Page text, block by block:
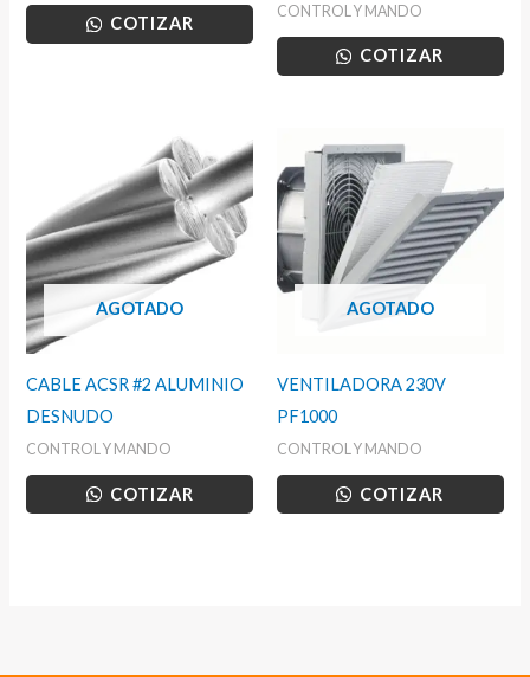
COTIZAR
CONTROL Y MANDO
COTIZAR
AGOTADO
CABLE ACSR #2 ALUMINIO
DESNUDO
CONTROL Y MANDO
COTIZAR
AGOTADO
VENTILADORA 230V
PF1000
CONTROL Y MANDO
COTIZAR